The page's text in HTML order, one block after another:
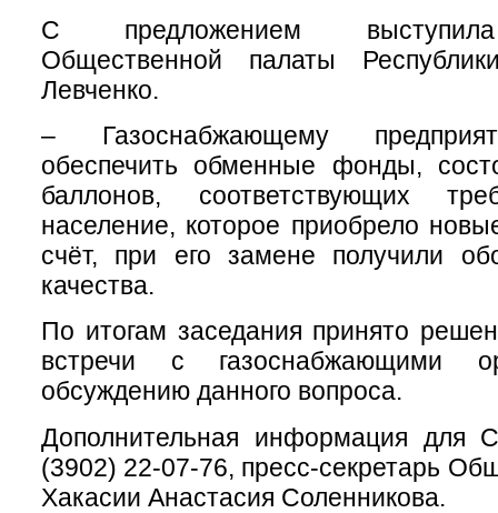
С предложением выступила
Общественной палаты
Левченко.
– Газоснабжающему
обеспечить обменные фонды,
баллонов, соответствующих
население, которое приобрело
счёт, при его замене получили
качества.
По итогам заседания принято
встречи с газоснабжающими
обсуждению данного вопроса.
Дополнительная информация для
(3902) 22-07-76, пресс-секретарь
Хакасии Анастасия Соленникова.